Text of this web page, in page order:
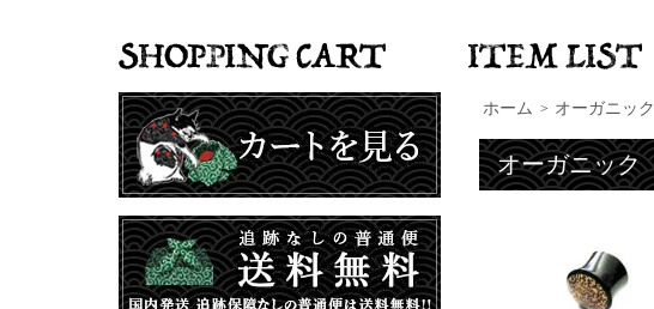
ホーム > オーガニック
オーガニック